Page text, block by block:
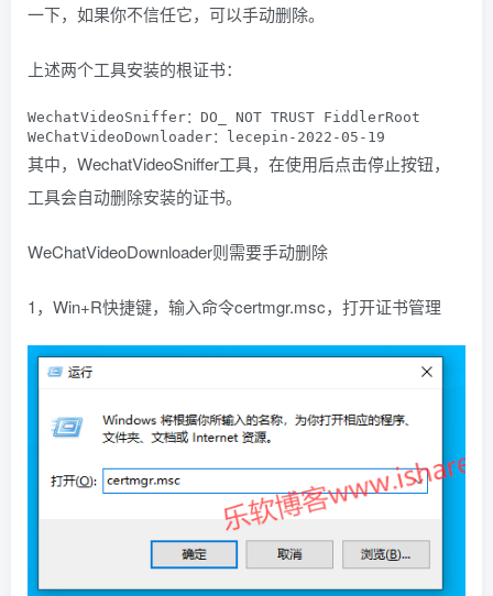
一下，如果你不信任它，可以手动删除。
上述两个工具安装的根证书：
WechatVideoSniffer：DO_ NOT TRUST FiddlerRoot
其中，WechatVideoSniffer工具，在使用后点击停止按钮，
工具会自动删除安装的证书。
WeChatVideoDownloader则需要手动删除
1，Win+R快捷键，输入命令certmgr.msc，打开证书管理